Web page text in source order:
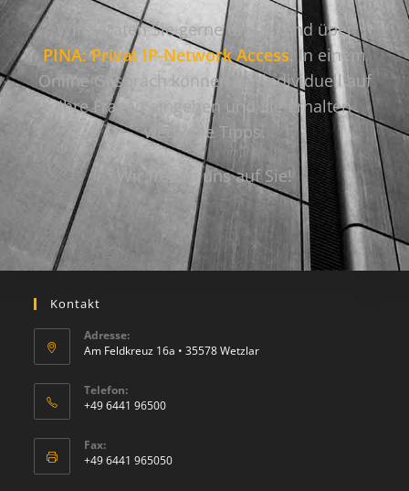
Wir beraten Sie gerne umfassend über
PINA: Privat IP-Network Access.In einem
Online Gespräch können wir individuell auf
Ihre Fragen eingehen und Sie erhalten
wertvolle Tipps.
Wir freuen uns auf Sie!
Kontakt
Adresse:
Am Feldkreuz 16a • 35578 Wetzlar
Telefon:
+49 6441 96500
Fax:
+49 6441 965050